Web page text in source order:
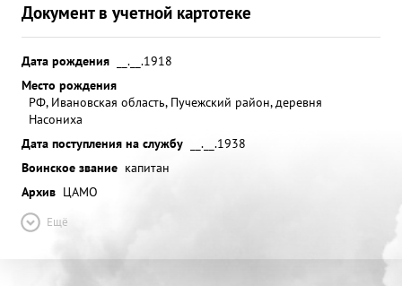
Документ в учетной картотеке
Дата рождения
__.__.1918
Место рождения
РФ, Ивановская область, Пучежский район, деревня
Насониха
Дата поступления на службу
__.__.1938
Воинское звание капитан
Архив ЦАМО
Ещё